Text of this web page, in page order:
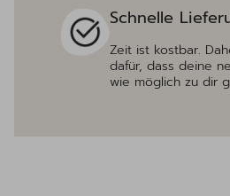
Schnelle
Zeit ist kostbar.
dafür, dass deine
wie möglich zu dir